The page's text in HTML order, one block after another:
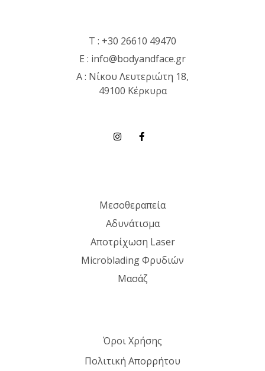
T : +30 26610 49470
E : info@bodyandface.gr
Α : Νίκου Λευτεριώτη 18,
49100 Κέρκυρα
Μεσοθεραπεία
Αδυνάτισμα
Αποτρίχωση Laser
Microblading Φρυδιών
Μασάζ
Όροι Χρήσης
Πολιτική Απορρήτου